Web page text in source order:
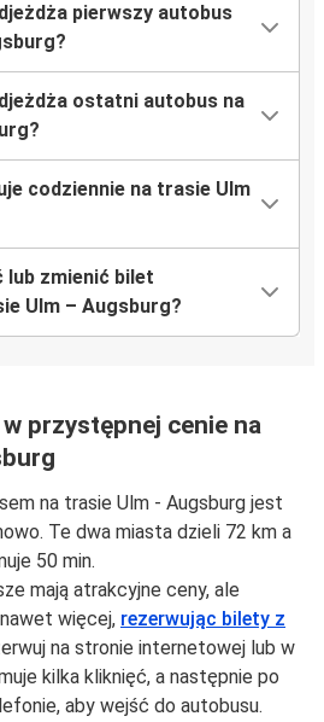
pierwszy autobus
ostatni autobus na
codziennie na trasie Ulm
lub zmienić bilet
Ulm – Augsburg?
przystępnej cenie na
na trasie Ulm - Augsburg jest
Te dwa miasta dzieli 72 km a
50 min.
mają atrakcyjne ceny, ale
więcej, rezerwując bilety z
na stronie internetowej lub w
kilka kliknięć, a następnie po
aby wejść do autobusu.